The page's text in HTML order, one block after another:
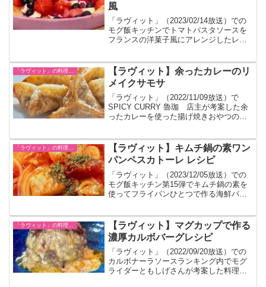
風
「ラヴィット」（2023/02/14放送）での
モグ飯キッチンでトマトパスタソースを
フランスの洋菓子風にアレンジしたレシ
「ラヴィット」の料理レシピ一覧
【ラヴィット】余ったカレーのリ
メイクサモサ
「ラヴィット」（2022/11/09放送）で
SPICY CURRY 魯珈 店主が考案した余
ったカレーを使った揚げ焼きおやつのサ
「ラヴィット」の料理レシピ一覧
【ラヴィット】キムチ鍋の素ワン
パンペスカトーレ レシピ
「ラヴィット」（2023/12/05放送）での
モグ飯キッチン第15弾でキムチ鍋の素を
使ってフライパンひとつで作る海鮮パス
【ラヴィット】マグカップで作る
濃厚カルボバーグレシピ
「ラヴィット」（2022/09/20放送）での
カルボナーラソースランキング内でモグ
ライダーともしげさんが考案した料理の